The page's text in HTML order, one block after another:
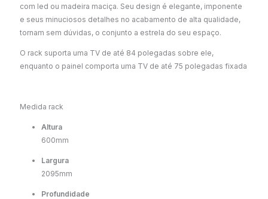
quantidade
com led ou madeira maciça. Seu design é elegante, imponente
e seus minuciosos detalhes no acabamento de alta qualidade,
tornam sem dúvidas, o conjunto a estrela do seu espaço.
O rack suporta uma TV de até 84 polegadas sobre ele,
enquanto o painel comporta uma TV de até 75 polegadas fixada
Medida rack
Altura
600mm
Largura
2095mm
Profundidade